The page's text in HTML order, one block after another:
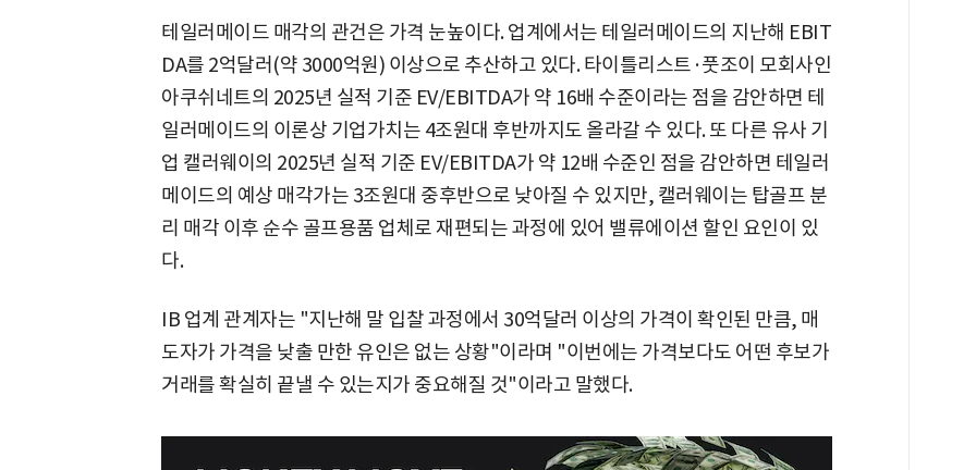
테일러메이드 매각의 관건은 가격 눈높이다. 업계에서는 테일러메이드의 지난해 EBIT
DA를 2억달러(약 3000억원) 이상으로 추산하고 있다. 타이틀리스트·풋조이 모회사인
아쿠쉬네트의 2025년 실적 기준 EV/EBITDA가 약 16배 수준이라는 점을 감안하면 테
일러메이드의 이론상 기업가치는 4조원대 후반까지도 올라갈 수 있다. 또 다른 유사 기
업 캘러웨이의 2025년 실적 기준 EV/EBITDA가 약 12배 수준인 점을 감안하면 테일러
메이드의 예상 매각가는 3조원대 중후반으로 낮아질 수 있지만, 캘러웨이는 탑골프 분
리 매각 이후 순수 골프용품 업체로 재편되는 과정에 있어 밸류에이션 할인 요인이 있
다.
IB 업계 관계자는 "지난해 말 입찰 과정에서 30억달러 이상의 가격이 확인된 만큼, 매
도자가 가격을 낮출 만한 유인은 없는 상황"이라며 "이번에는 가격보다도 어떤 후보가
거래를 확실히 끝낼 수 있는지가 중요해질 것"이라고 말했다.